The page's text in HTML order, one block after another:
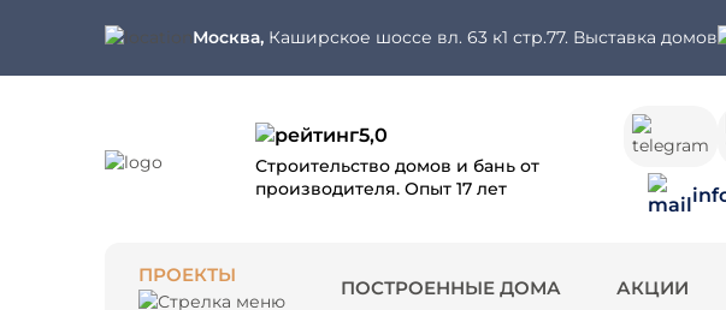
Москва, Каширское шоссе вл. 63 к1 стр.77. Выставка домов
5,0
Строительство домов и бань от
производителя. Опыт 17 лет
ПРОЕКТЫ
ПОСТРОЕННЫЕ ДОМА АКЦИИ